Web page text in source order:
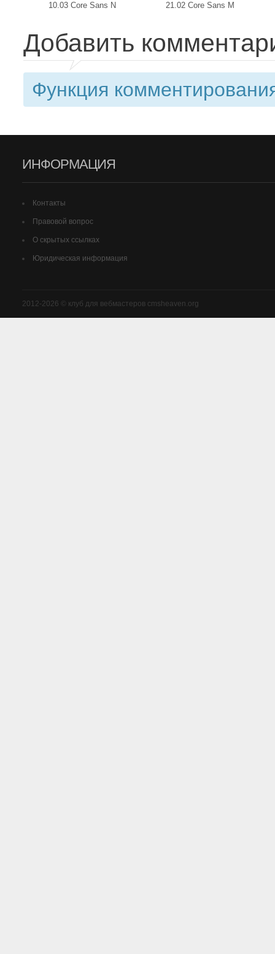
10.03 Core Sans N 21.02 Core Sans M
Добавить
Функция
ИНФОРМАЦИЯ
Контакты
Правовой вопрос
О скрытых ссылках
Юридическая информация
2012-2026 © клуб для вебмастеров cmsheaven.org